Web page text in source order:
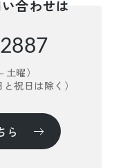
合わせは
曜）
祝日は除く）
ら